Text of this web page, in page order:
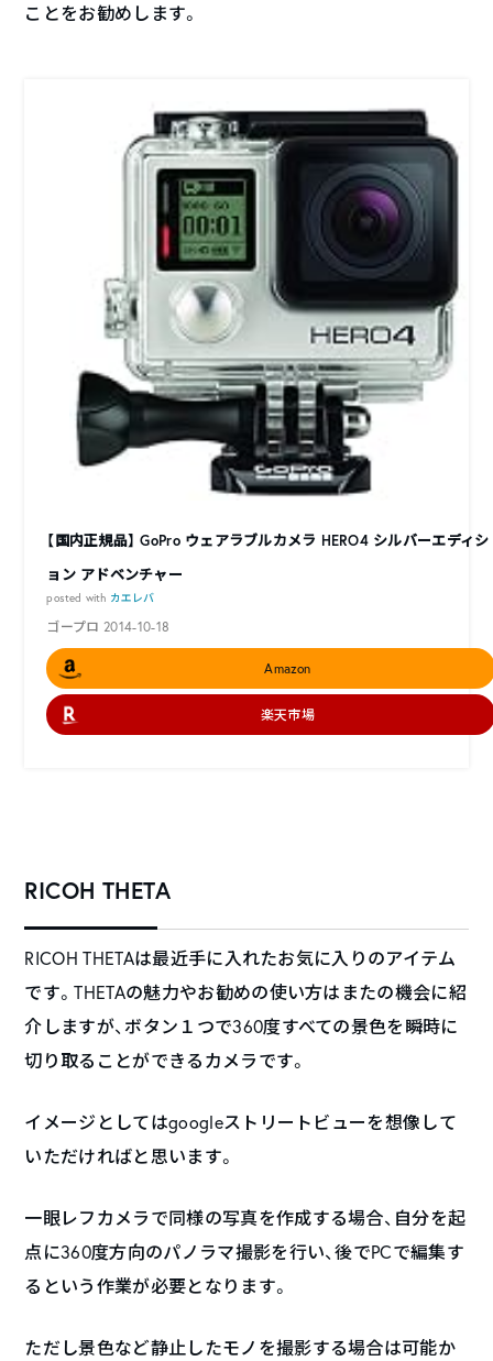
ことをお勧めします。
【国内正規品】 GoPro ウェアラブルカメラ HERO4 シルバーエディシ
ョン アドベンチャー
posted with カエレバ
ゴープロ 2014-10-18
Amazon
楽天市場
RICOH THETA
RICOH THETAは最近手に入れたお気に入りのアイテム
です。THETAの魅力やお勧めの使い方はまたの機会に紹
介しますが、ボタン１つで360度すべての景色を瞬時に
切り取ることができるカメラです。
イメージとしてはgoogleストリートビューを想像して
いただければと思います。
一眼レフカメラで同様の写真を作成する場合、自分を起
点に360度方向のパノラマ撮影を行い、後でPCで編集す
るという作業が必要となります。
ただし景色など静止したモノを撮影する場合は可能か